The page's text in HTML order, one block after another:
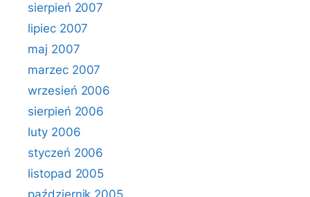
sierpień 2007
lipiec 2007
maj 2007
marzec 2007
wrzesień 2006
sierpień 2006
luty 2006
styczeń 2006
listopad 2005
październik 2005